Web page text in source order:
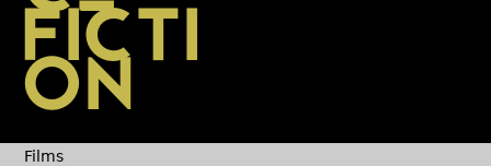
FICTI
ON
Films